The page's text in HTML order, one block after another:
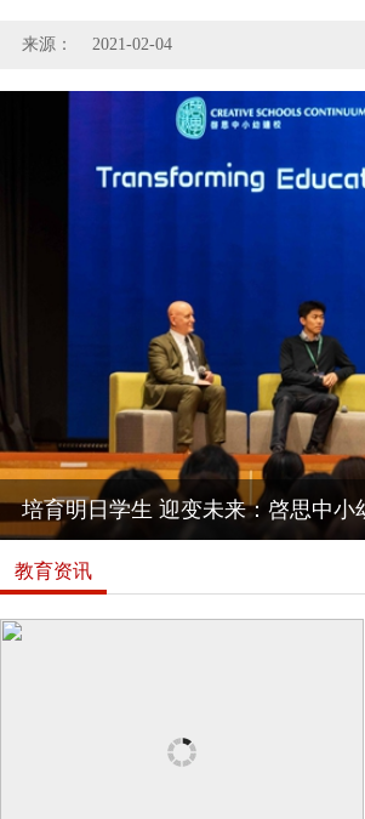
来源： 2021-02-04
培育明日学生 迎变未来：啓思中小
教育资讯